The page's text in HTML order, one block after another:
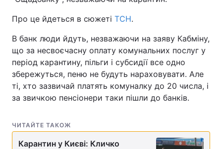
Лонгріди
Інтерв'ю Думки
Архів Вакансії
Послуги
Про це йдеться в сюжеті ТСН.
В банк люди йдуть, незважаючи на заяву Кабміну,
що за несвоєчасну оплату комунальних послуг у
період карантину, пільги і субсидії все одно
збережуться, пеню не будуть нараховувати. Але
ті, хто зазвичай платять комуналку до 20 числа, і
за звичкою пенсіонери таки пішли до банків.
ЧИТАЙТЕ ТАКОЖ
Карантин у Києві: Кличко